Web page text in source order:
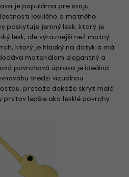
je populárna pre svoju
lesklého a matného
poskytuje jemný lesk, ktorý je
lesk, ale výraznejší než matný
ktorý je hladký na dotyk a má
materiálom elegantný a
povrchová úprava je ideálna
medzi vizuálnou
pretože dokáže skryť malé
lepšie ako lesklé povrchy.